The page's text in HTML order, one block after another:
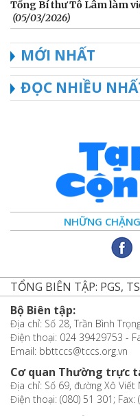
Tổng Bí thư Tô Lâm làm
(05/03/2026)
MỚI NHẤT
ĐỌC NHIỀU
NHỮNG
TỔNG BIÊN TẬP: PGS, TS
Bộ Biên tập:
Địa chỉ: Số 28, Trần Bình
Điện thoại: 024 39429753 -
Email: bbttccs@tccs.org.vn
Cơ quan Thường trực
Địa chỉ: Số 69, đường Xô
Điện thoại: (080) 51 301; Fax: